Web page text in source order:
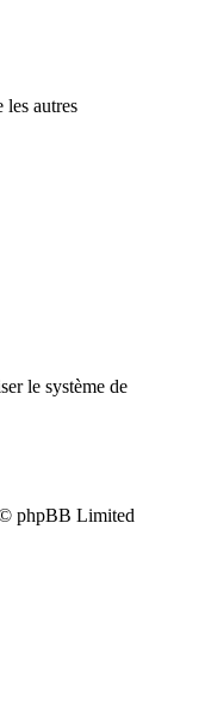
les autres
le système de
phpBB Limited